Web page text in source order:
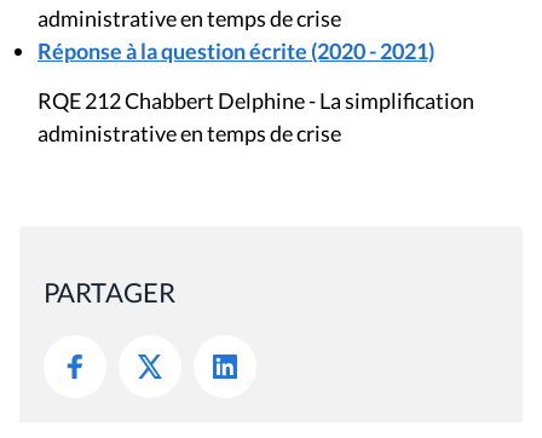
administrative en temps de crise
Réponse à la question écrite (2020 - 2021)
RQE 212 Chabbert Delphine - La simplification
administrative en temps de crise
PARTAGER